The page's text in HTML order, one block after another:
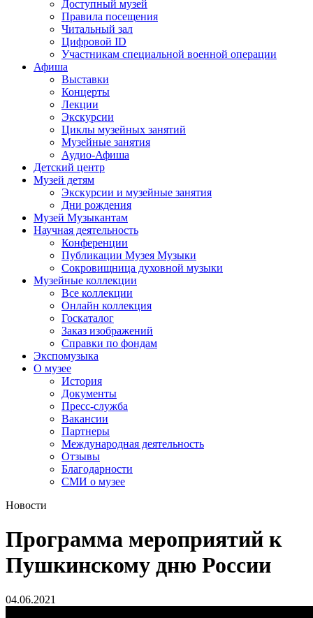
Доступный музей
Правила посещения
Читальный зал
Цифровой ID
Участникам специальной военной операции
Афиша
Выставки
Концерты
Лекции
Экскурсии
Циклы музейных занятий
Музейные занятия
Аудио-Афиша
Детский центр
Музей детям
Экскурсии и музейные занятия
Дни рождения
Музей Музыкантам
Научная деятельность
Конференции
Публикации Музея Музыки
Сокровищница духовной музыки
Музейные коллекции
Все коллекции
Онлайн коллекция
Госкаталог
Заказ изображений
Справки по фондам
Экспомузыка
О музее
История
Документы
Пресс-служба
Вакансии
Партнеры
Международная деятельность
Отзывы
Благодарности
СМИ о музее
Новости
Программа мероприятий к
Пушкинскому дню России
04.06.2021